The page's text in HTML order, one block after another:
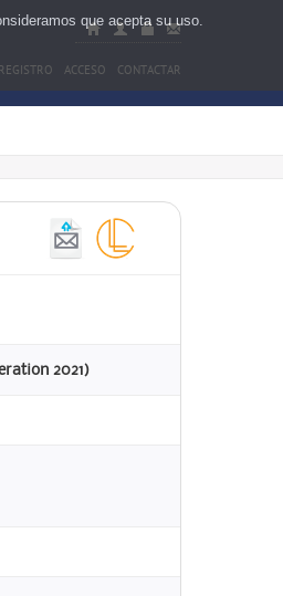
REGISTRO ACCESO CONTACTAR
2021)
que acepta su uso.